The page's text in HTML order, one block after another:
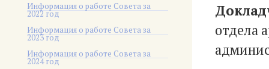
Информация о работе Совета за
2022 год
Информация о работе Совета за
2023 год
Информация о работе Совета за
2024 год
отдела